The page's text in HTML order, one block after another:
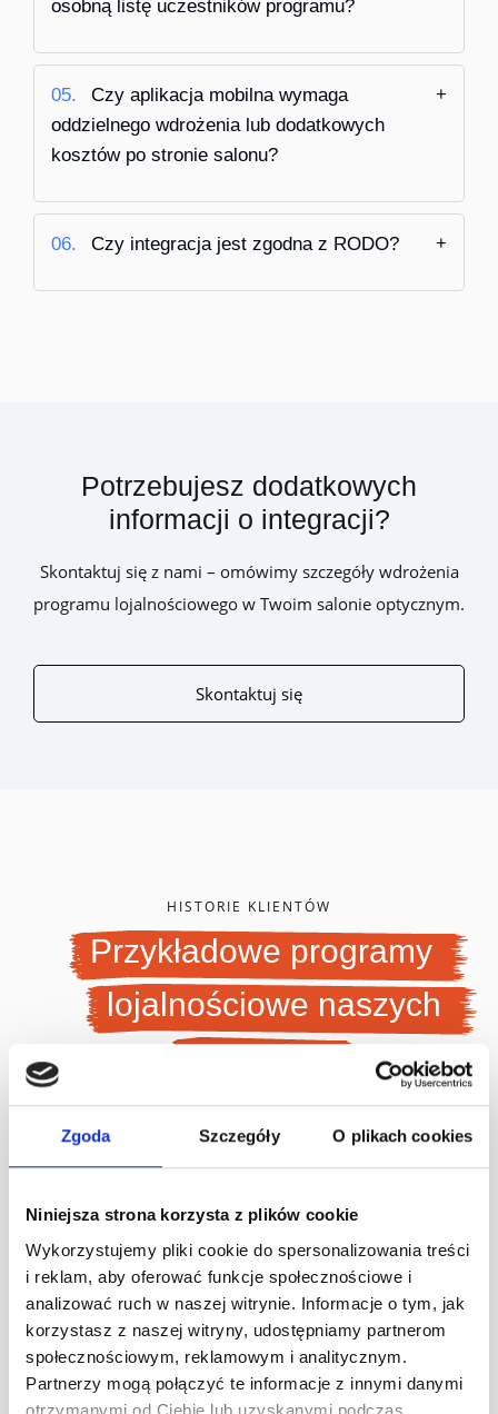
Zgoda Szczegóły O plikach cookies
Niniejsza strona korzysta z plików cookie
Wykorzystujemy pliki cookie do spersonalizowania treści
i reklam, aby oferować funkcje społecznościowe i
analizować ruch w naszej witrynie. Informacje o tym, jak
korzystasz z naszej witryny, udostępniamy partnerom
społecznościowym, reklamowym i analitycznym.
Partnerzy mogą połączyć te informacje z innymi danymi
otrzymanymi od Ciebie lub uzyskanymi podczas
osobną listę uczestników programu?
05.
Czy aplikacja mobilna wymaga
oddzielnego wdrożenia lub dodatkowych
kosztów po stronie salonu?
06. Czy integracja jest zgodna z RODO?
Potrzebujesz dodatkowych
informacji o integracji?
Skontaktuj się z nami – omówimy szczegóły wdrożenia
programu lojalnościowego w Twoim salonie optycznym.
Skontaktuj się
HISTORIE KLIENTÓW
Przykładowe programy
lojalnościowe naszych
Zobacz wszystkie case studies